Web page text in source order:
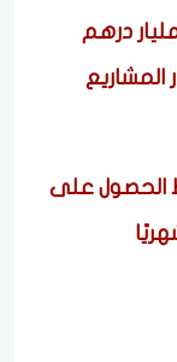
عقارات عجمان تسجل 1.65 مليار درهم
المشاريع
الحصول على